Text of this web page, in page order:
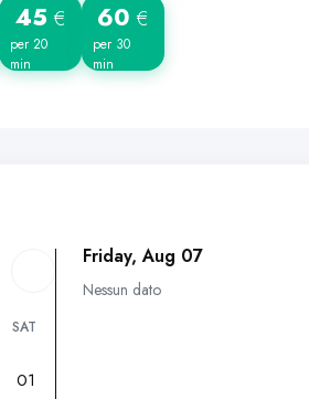
45 €
per 20
min
60 €
per 30
min
SAT
01
Friday, Aug 07
Nessun dato